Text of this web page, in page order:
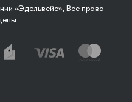
«Эдельвейс», Все права